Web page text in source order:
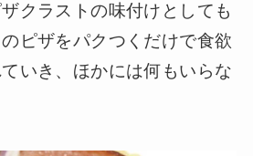
クラストの味付けとしても
ピザをパクつくだけで食欲
いき、ほかには何もいらな